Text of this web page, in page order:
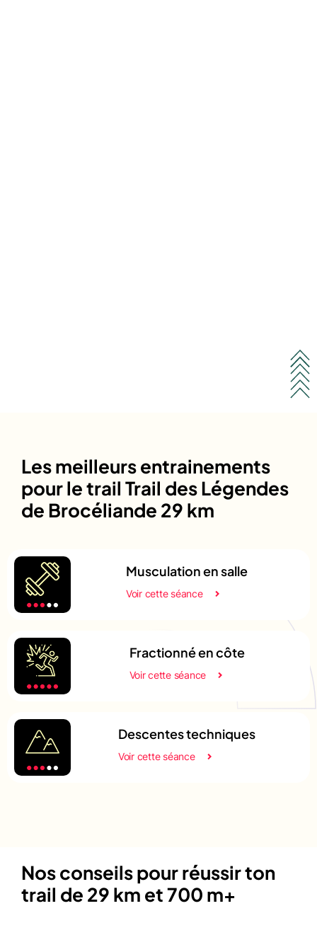
Les meilleurs entrainements
pour le trail Trail des Légendes
de Brocéliande 29 km
Musculation en salle
Voir cette séance
Fractionné en côte
Voir cette séance
Descentes techniques
Voir cette séance
Nos conseils pour réussir ton
trail de 29 km et 700 m+